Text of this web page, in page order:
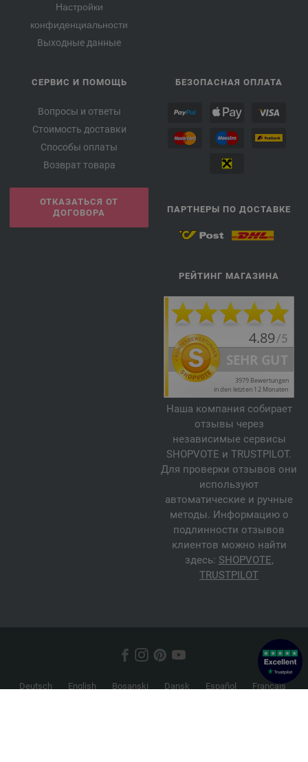
Настройки
конфиденциальности
Выходные данные
СЕРВИС И ПОМОЩЬ
Вопросы и ответы
Стоимость доставки
Способы оплаты
Возврат товара
ОТКАЗАТЬСЯ ОТ
ДОГОВОРА
БЕЗОПАСНАЯ ОПЛАТА
ПАРТНЕРЫ ПО ДОСТАВКЕ
РЕЙТИНГ МАГАЗИНА
Наша компания собирает
отзывы через
независимые сервисы
SHOPVOTE и TRUSTPILOT.
Для проверки отзывов они
используют
автоматические и ручные
методы. Информацию о
подлинности отзывов
клиентов можно найти
здесь: SHOPVOTE,
TRUSTPILOT
Deutsch English Bosanski Dansk Español
Français